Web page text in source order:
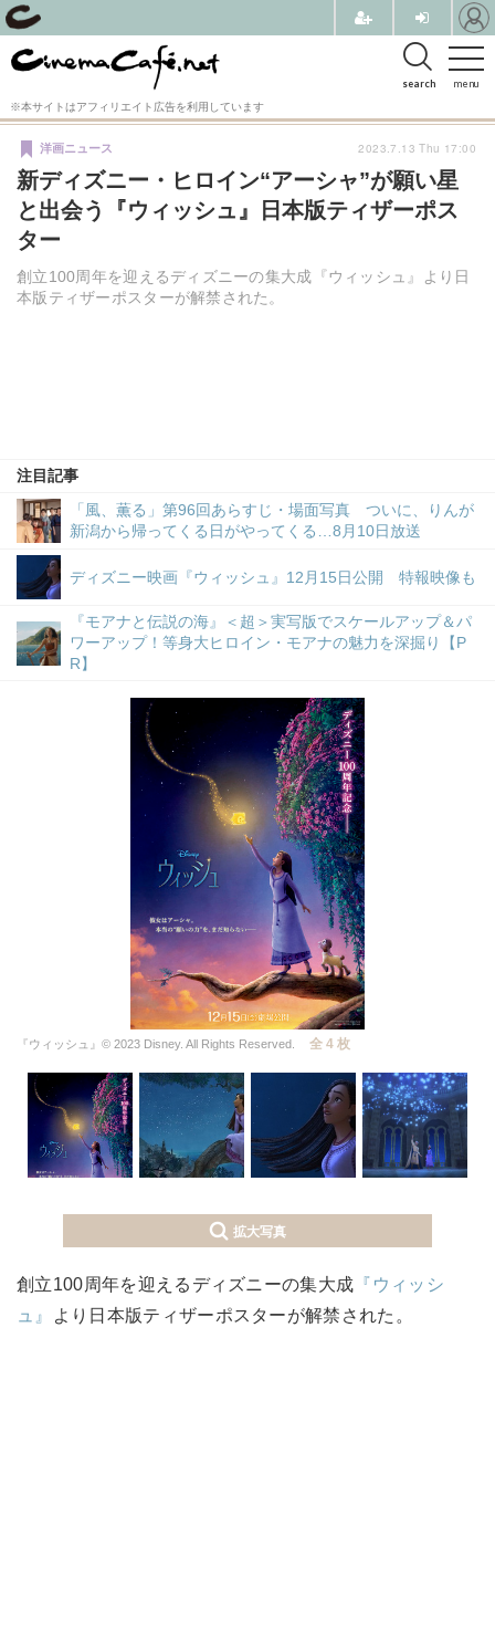
menu
search
※本サイトはアフィリエイト広告を利用しています
新ディズニー・ヒロイン“アーシャ”が願い星
と出会う『ウィッシュ』日本版ティザーポス
ター
創立100周年を迎えるディズニーの集大成『ウィッシュ』より日
本版ティザーポスターが解禁された。
洋画ニュース
注目記事
「風、薫る」第96回あらすじ・場面写真 ついに、りんが
新潟から帰ってくる日がやってくる…8月10日放送
ディズニー映画『ウィッシュ』12月15日公開 特報映像も
『モアナと伝説の海』＜超＞実写版でスケールアップ＆パ
ワーアップ！等身大ヒロイン・モアナの魅力を深掘り【P
R】
2023.7.13 Thu 17:00
『ウィッシュ』© 2023 Disney. All Rights Reserved. 全 4 枚
拡大写真
創立100周年を迎えるディズニーの集大成 『ウィッシ
ュ』
より日本版ティザーポスターが解禁された。